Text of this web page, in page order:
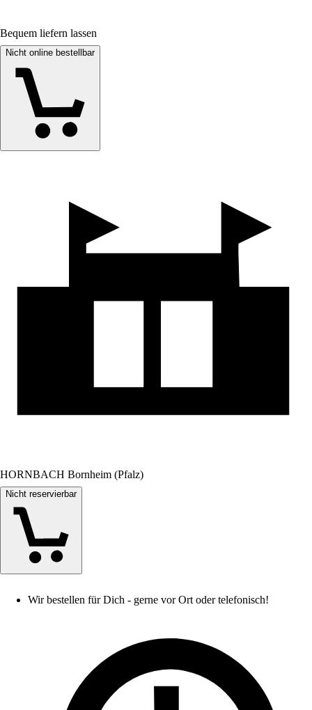
Bequem liefern lassen
Nicht online bestellbar
HORNBACH Bornheim (Pfalz)
Nicht reservierbar
Wir bestellen für Dich - gerne vor Ort oder telefonisch!